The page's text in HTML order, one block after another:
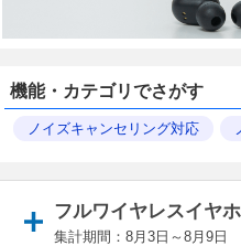
機能・カテゴリでさがす
ノイズキャンセリング対応
フルワイヤレスイヤ
集計期間：8月3日～8月9日